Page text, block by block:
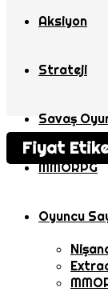
Aksiyon
Strateji
Savaş
MMORPG
Oyuncu
Fiyat